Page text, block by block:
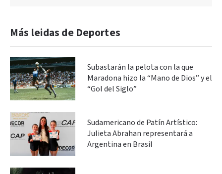
Más leidas de Deportes
Subastarán la pelota con la que
Maradona hizo la “Mano de Dios” y el
“Gol del Siglo”
Sudamericano de Patín Artístico:
Julieta Abrahan representará a
Argentina en Brasil